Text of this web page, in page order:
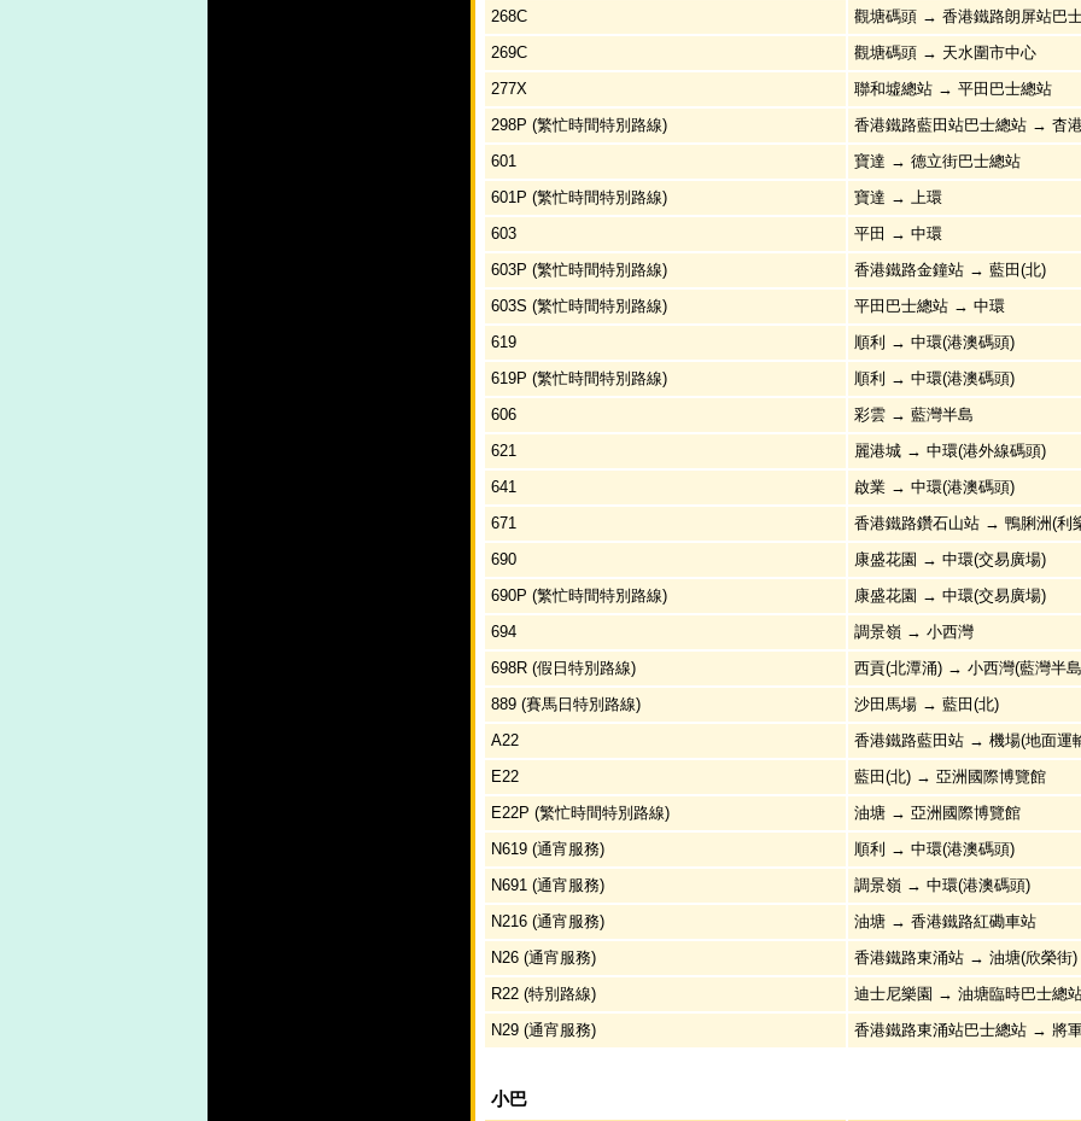
268C
觀塘碼頭 → 香港鐵路朗屏站巴
269C
觀塘碼頭 → 天水圍市中心
277X
聯和墟總站 → 平田巴士總站
298P (繁忙時間特別路線)
香港鐵路藍田站巴士總站 → 杳
601
寶達 → 德立街巴士總站
601P (繁忙時間特別路線)
寶達 → 上環
603
平田 → 中環
603P (繁忙時間特別路線)
香港鐵路金鐘站 → 藍田(北)
603S (繁忙時間特別路線)
平田巴士總站 → 中環
619
順利 → 中環(港澳碼頭)
619P (繁忙時間特別路線)
順利 → 中環(港澳碼頭)
606
彩雲 → 藍灣半島
621
麗港城 → 中環(港外線碼頭)
641
啟業 → 中環(港澳碼頭)
671
香港鐵路鑽石山站 → 鴨脷洲(利
690
康盛花園 → 中環(交易廣場)
690P (繁忙時間特別路線)
康盛花園 → 中環(交易廣場)
694
調景嶺 → 小西灣
698R (假日特別路線)
西貢(北潭涌) → 小西灣(藍灣半
889 (賽馬日特別路線)
沙田馬場 → 藍田(北)
A22
香港鐵路藍田站 → 機場(地面運
E22
藍田(北) → 亞洲國際博覽館
E22P (繁忙時間特別路線)
油塘 → 亞洲國際博覽館
N619 (通宵服務)
順利 → 中環(港澳碼頭)
N691 (通宵服務)
調景嶺 → 中環(港澳碼頭)
N216 (通宵服務)
油塘 → 香港鐵路紅磡車站
N26 (通宵服務)
香港鐵路東涌站 → 油塘(欣榮街)
R22 (特別路線)
迪士尼樂園 → 油塘臨時巴士總
N29 (通宵服務)
香港鐵路東涌站巴士總站 → 將
小巴